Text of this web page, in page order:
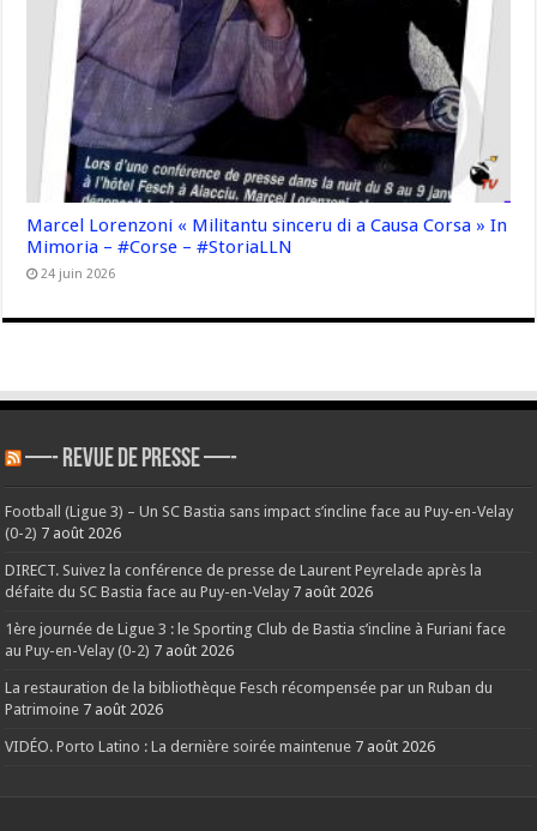
Marcel Lorenzoni « Militantu sinceru di a Causa Corsa » In
Mimoria – #Corse – #StoriaLLN
24 juin 2026
—- REVUE DE PRESSE —-
Football (Ligue 3) – Un SC Bastia sans impact s’incline face au Puy-en-Velay
(0-2) 7 août 2026
DIRECT. Suivez la conférence de presse de Laurent Peyrelade après la
défaite du SC Bastia face au Puy-en-Velay 7 août 2026
1ère journée de Ligue 3 : le Sporting Club de Bastia s’incline à Furiani face
au Puy-en-Velay (0-2) 7 août 2026
La restauration de la bibliothèque Fesch récompensée par un Ruban du
Patrimoine 7 août 2026
VIDÉO. Porto Latino : La dernière soirée maintenue 7 août 2026